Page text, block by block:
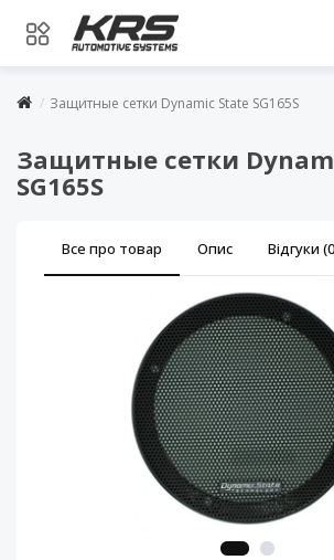
Защитные сетки Dynamic State SG165S
Защитные сетки
SG165S
Все про товар Опис Відгуки